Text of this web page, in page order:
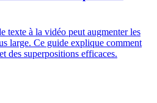
texte à la vidéo peut augmenter les
large. Ce guide explique comment
des superpositions efficaces.